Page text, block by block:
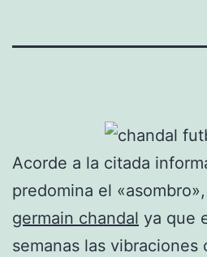
Acorde a la citada
predomina el «asombro»,
germain chandal ya que
semanas las vibraciones